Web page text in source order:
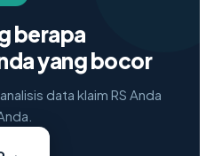
berapa
yang bocor
data klaim RS Anda